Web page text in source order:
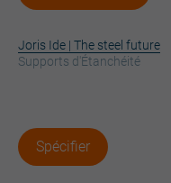
Joris Ide | The steel future
Supports d'Étanchéité
Spécifier